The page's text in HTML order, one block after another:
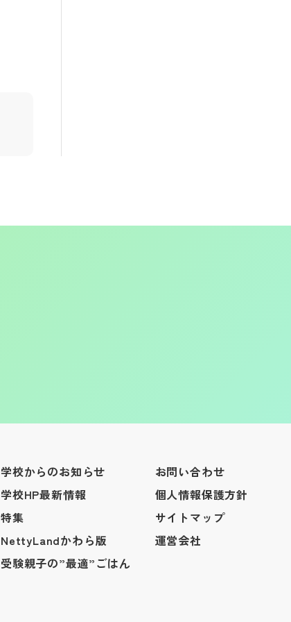
学校からのお知らせ
学校HP最新情報
特集
NettyLandかわら版
受験親子の”最適”ごはん
お問い合わせ
個人情報保護方針
サイトマップ
運営会社